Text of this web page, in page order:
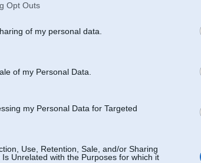
Opt Outs
of my personal data.
of my Personal Data.
my Personal Data for Targeted
Use, Retention, Sale, and/or Sharing
Unrelated with the Purposes for which it